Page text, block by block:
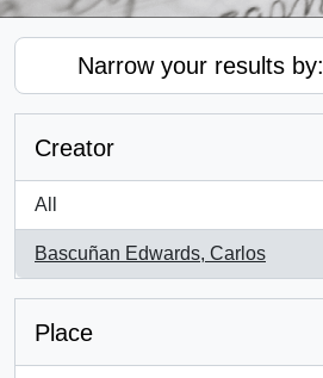
Narrow your results by:
Creator
All
Bascuñan Edwards, Carlos
, 1 results
Place